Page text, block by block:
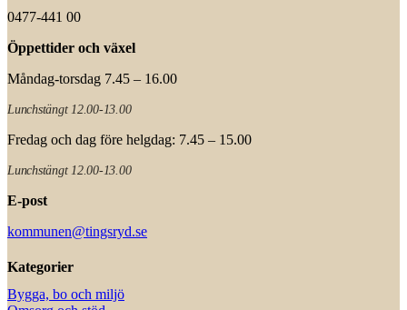
0477-441 00
Öppettider och växel
Måndag-torsdag 7.45 – 16.00
Lunchstängt 12.00-13.00
Fredag och dag före helgdag: 7.45 – 15.00
Lunchstängt 12.00-13.00
E-post
kommunen@tingsryd.se
Kategorier
Bygga, bo och miljö